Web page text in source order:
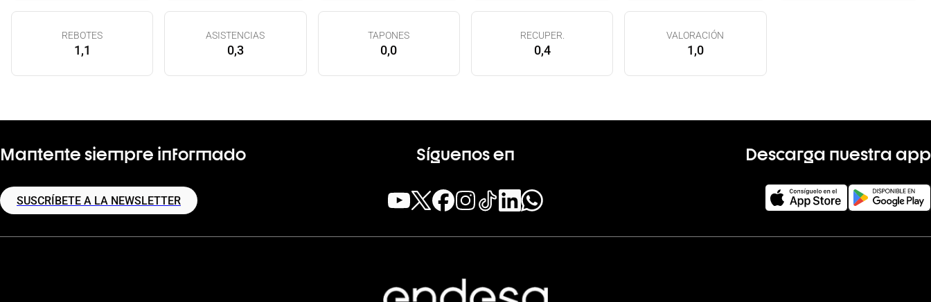
REBOTES
1,1
ASISTENCIAS
0,3
TAPONES
0,0
RECUPER.
0,4
VALORACIÓN
1,0
Mantente siempre informado
SUSCRÍBETE A LA NEWSLETTER
Síguenos en Descarga nuestra app